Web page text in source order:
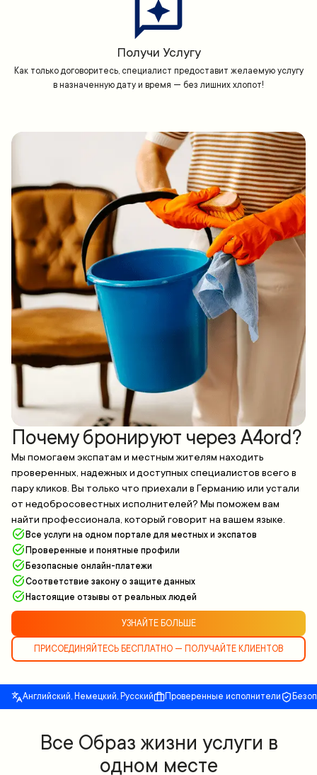
Получи Услугу
Как только договоритесь, специалист предоставит желаемую услугу
в назначенную дату и время — без лишних хлопот!
Почему бронируют через A4ord?
Мы помогаем экспатам и местным жителям находить
проверенных, надежных и доступных специалистов всего в
пару кликов. Вы только что приехали в Германию или устали
от недобросовестных исполнителей? Мы поможем вам
найти профессионала, который говорит на вашем языке.
Все услуги на одном портале для местных и экспатов
Проверенные и понятные профили
Безопасные онлайн-платежи
Соответствие закону о защите данных
Настоящие отзывы от реальных людей
УЗНАЙТЕ БОЛЬШЕ
ПРИСОЕДИНЯЙТЕСЬ БЕСПЛАТНО — ПОЛУЧАЙТЕ КЛИЕНТОВ
Английский, Немецкий, Русский Проверенные исполнители
Все Образ жизни услуги в
одном месте